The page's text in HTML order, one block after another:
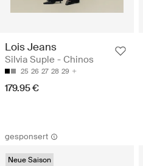
Lois Jeans
Silvia Suple - Chinos
25 26 27 28 29
179.95 €
gesponsert
Neue Saison